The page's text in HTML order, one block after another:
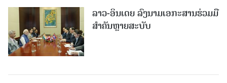
ລາວ-ອິນເດຍ ລົງນາມເອກະສານຮ່ວມມື
ສໍາຄັນຫຼາຍສະບັບ